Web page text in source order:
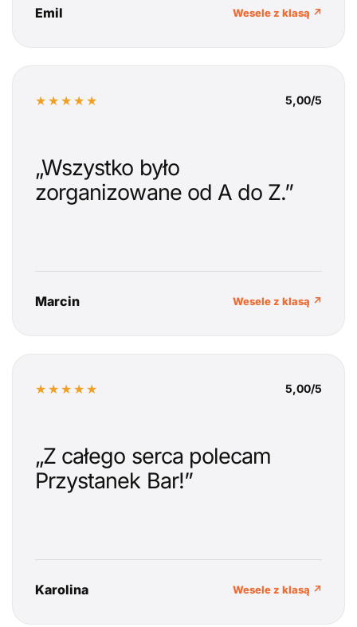
Emil Wesele z klasą ↗
★★★★★ 5,00/5
„Wszystko było
zorganizowane od A do Z.”
Marcin Wesele z klasą ↗
★★★★★ 5,00/5
„Z całego serca polecam
Przystanek Bar!”
Karolina Wesele z klasą ↗